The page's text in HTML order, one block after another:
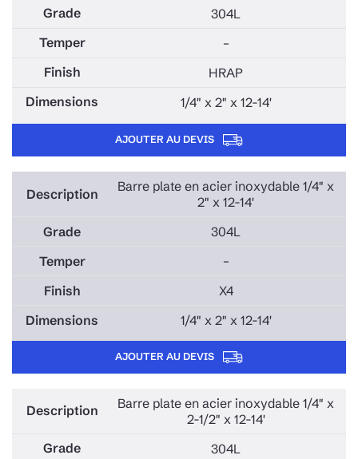
304L
–
HRAP
1/4" x 2" x 12-14'
AJOUTER AU DEVIS
Barre plate en acier inoxydable 1/4" x
2" x 12-14'
304L
–
X4
1/4" x 2" x 12-14'
AJOUTER AU DEVIS
Barre plate en acier inoxydable 1/4" x
2-1/2" x 12-14'
304L